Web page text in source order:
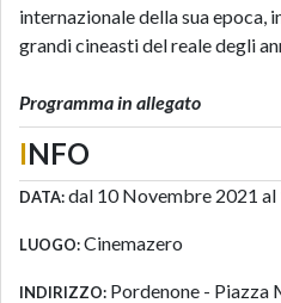
internazionale della sua epoca,
grandi cineasti del reale degli
Programma in allegato
INFO
DATA:dal 10 Novembre 2021
LUOGO:Cinemazero
INDIRIZZO: Pordenone - Piazza